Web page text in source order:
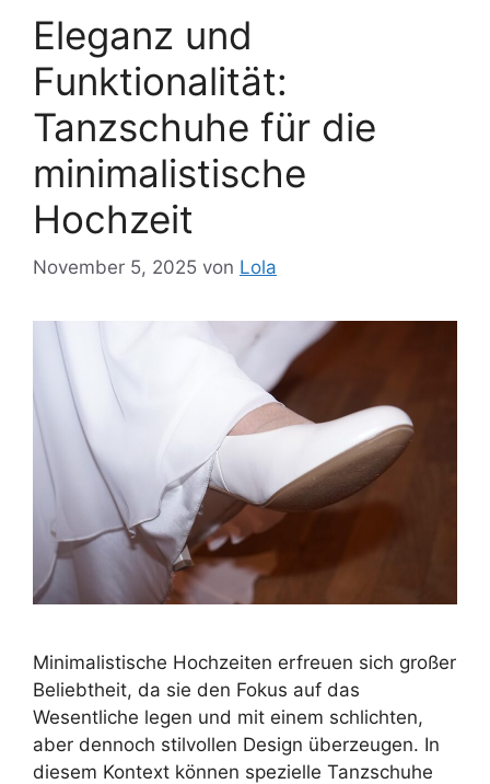
Eleganz und
Funktionalität:
Tanzschuhe für die
minimalistische
Hochzeit
November 5, 2025 von Lola
Minimalistische Hochzeiten erfreuen sich großer
Beliebtheit, da sie den Fokus auf das
Wesentliche legen und mit einem schlichten,
aber dennoch stilvollen Design überzeugen. In
diesem Kontext können spezielle Tanzschuhe